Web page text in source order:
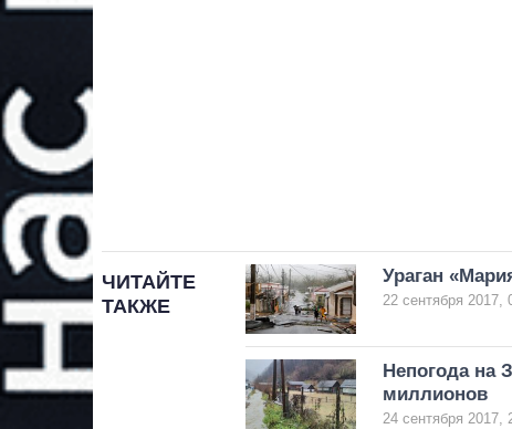
ЧИТАЙТЕ
ТАКЖЕ
Ураган
22 сентября 2017,
Непогода на
миллионов
24 сентября 2017,